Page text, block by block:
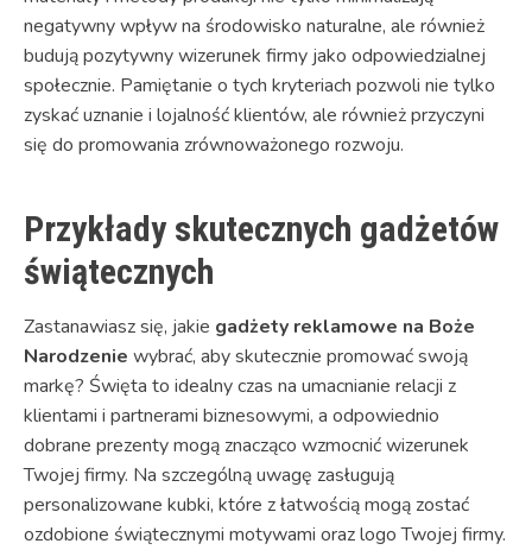
negatywny wpływ na środowisko naturalne, ale również
budują pozytywny wizerunek firmy jako odpowiedzialnej
społecznie. Pamiętanie o tych kryteriach pozwoli nie tylko
zyskać uznanie i lojalność klientów, ale również przyczyni
się do promowania zrównoważonego rozwoju.
Przykłady skutecznych gadżetów
świątecznych
Zastanawiasz się, jakie gadżety reklamowe na Boże
Narodzenie wybrać, aby skutecznie promować swoją
markę? Święta to idealny czas na umacnianie relacji z
klientami i partnerami biznesowymi, a odpowiednio
dobrane prezenty mogą znacząco wzmocnić wizerunek
Twojej firmy. Na szczególną uwagę zasługują
personalizowane kubki, które z łatwością mogą zostać
ozdobione świątecznymi motywami oraz logo Twojej firmy.